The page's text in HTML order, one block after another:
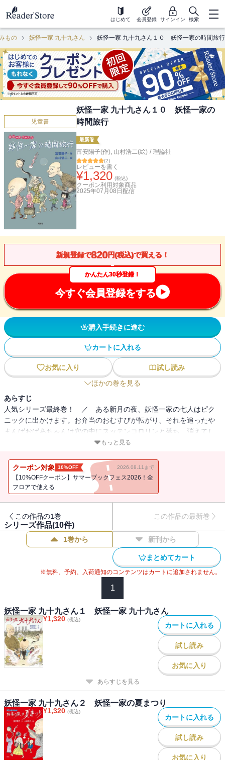
はじめて 会員登録 サインイン 検索
もの 妖怪一家 九十九さん 妖怪一家 九十九さん１０ 妖怪一家の時間旅行
児童書
妖怪一家 九十九さん１０ 妖怪一家の
時間旅行
最新巻
富安陽子(作), 山村浩二(絵) / 理論社
(2)
レビューを書く
¥1,320 (税込)
クーポン利用対象商品
2025年07月08日 配信
新規登録で820円(税込)で買える！
かんたん30秒登録！
今すぐ会員登録をする
購入手続きに進む
カートに入れる
お気に入り
試し読み
ほかの巻を見る
あらすじ
人気シリーズ最終巻！ ／ ある新月の夜、妖怪一家の七人はピク
ニックに出かけます。お弁当のおむすびが転がり、それを追ったや
まんばおばあちゃんは穴の中にスッテンコロリンと落ち、消えてし
まいます。後を追った六人もいっしょになんと江戸時代の化野原に
もっと見る
クーポン対象 10%OFF 2026.08.11まで
【10%OFFクーポン】サマーブックフェス2026！全
フロアで使える
この作品の1巻 この作品の最新巻
シリーズ作品(10件)
1巻から 新刊から
まとめてカート
※無料、予約、入荷通知のコンテンツはカートに追加されません。
1
妖怪一家 九十九さん１ 妖怪一家 九十九さん
¥1,320 (税込)
カートに入れる
試し読み
お気に入り
あらすじを見る
妖怪一家 九十九さん２ 妖怪一家の夏まつり
¥1,320 (税込)
カートに入れる
試し読み
お気に入り